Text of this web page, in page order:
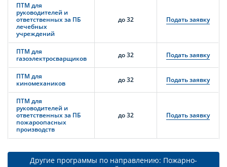
ПТМ для
руководителей и
ответственных за ПБ
лечебных
учреждений
до 32 Подать заявку
ПТМ для
газоэлектросварщиков
до 32 Подать заявку
ПТМ для
киномехаников
до 32 Подать заявку
ПТМ для
руководителей и
ответственных за ПБ
пожароопасных
производств
до 32 Подать заявку
Другие программы по направлению: Пожарно-